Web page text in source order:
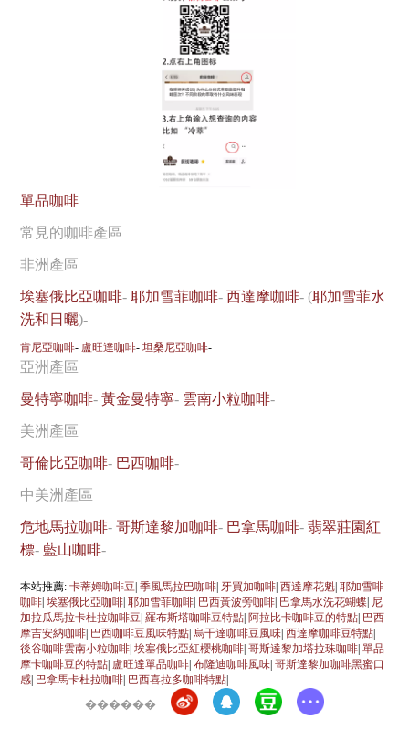
單品咖啡
常見的咖啡產區
非洲產區
埃塞俄比亞咖啡-耶加雪菲咖啡-西達摩咖啡- (耶加雪菲水
洗和日曬)-
肯尼亞咖啡- 盧旺達咖啡-坦桑尼亞咖啡-
亞洲產區
曼特寧咖啡-黃金曼特寧- 雲南小粒咖啡-
美洲產區
哥倫比亞咖啡- 巴西咖啡-
中美洲產區
危地馬拉咖啡-哥斯達黎加咖啡- 巴拿馬咖啡-翡翠莊園紅
標-藍山咖啡-
本站推薦:卡蒂姆咖啡豆 |季風馬拉巴咖啡 牙買加咖啡 |西達摩花魁 |耶加雪啡
咖啡 |埃塞俄比亞咖啡 |耶加雪菲咖啡 巴西黃波旁咖啡 巴拿馬水洗花蝴蝶 尼
加拉瓜馬拉卡杜拉咖啡豆 |羅布斯塔咖啡豆特點 阿拉比卡咖啡豆的特點 巴西
摩吉安納咖啡 巴西咖啡豆風味特點 |烏干達咖啡豆風味 |西達摩咖啡豆特點
後谷咖啡雲南小粒咖啡 |埃塞俄比亞紅櫻桃咖啡 |哥斯達黎加塔拉珠咖啡 |單品
摩卡咖啡豆的特點 盧旺達單品咖啡 |布隆迪咖啡風味 |哥斯達黎加咖啡黑蜜口
感 巴拿馬卡杜拉咖啡 巴西喜拉多咖啡特點
������